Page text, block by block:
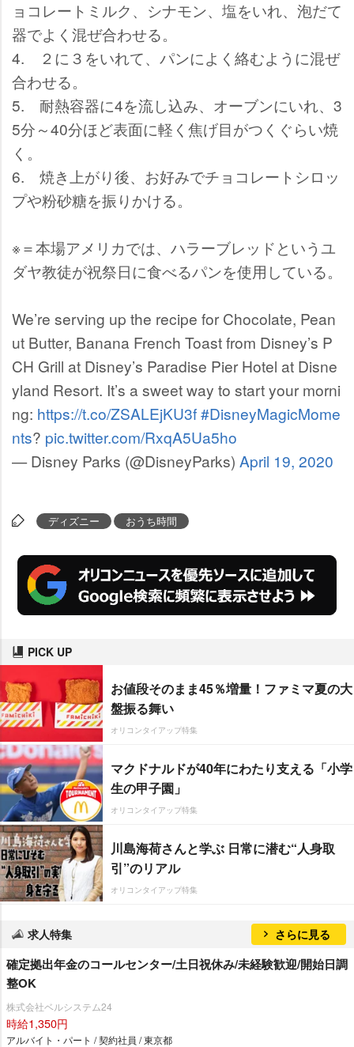
ョコレートミルク、シナモン、塩をいれ、泡だて
器でよく混ぜ合わせる。
4. ２に３をいれて、パンによく絡むように混ぜ
合わせる。
5. 耐熱容器に4を流し込み、オーブンにいれ、3
5分～40分ほど表面に軽く焦げ目がつくぐらい焼
く。
6. 焼き上がり後、お好みでチョコレートシロッ
プや粉砂糖を振りかける。
※＝本場アメリカでは、ハラーブレッドというユ
ダヤ教徒が祝祭日に食べるパンを使用している。
We’re serving up the recipe for Chocolate, Pean
ut Butter, Banana French Toast from Disney’s P
CH Grill at Disney’s Paradise Pier Hotel at Disne
yland Resort. It’s a sweet way to start your morni
ng: https://t.co/ZSALEjKU3f#DisneyMagicMome
nts? pic.twitter.com/RxqA5Ua5ho
— Disney Parks (@DisneyParks) April 19, 2020
ディズニー おうち時間
PICK UP
お値段そのまま45％増量！ファミマ夏の大
盤振る舞い
オリコンタイアップ特集
マクドナルドが40年にわたり支える「小学
生の甲子園」
オリコンタイアップ特集
川島海荷さんと学ぶ 日常に潜む“人身取
引”のリアル
オリコンタイアップ特集
求人特集 さらに見る
確定拠出年金のコールセンター/土日祝休み/未経験歓迎/開始日調
整OK
株式会社ベルシステム24
時給1,350円
アルバイト・パート / 契約社員 / 東京都